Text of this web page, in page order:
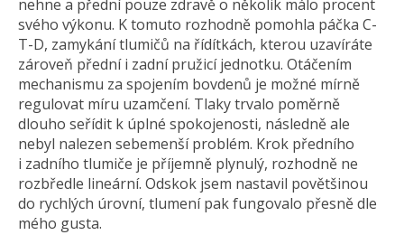
nehne a přední pouze zdravě o několik málo procent
svého výkonu. K tomuto rozhodně pomohla páčka C-
T-D, zamykání tlumičů na řídítkách, kterou uzavíráte
zároveň přední i zadní pružicí jednotku. Otáčením
mechanismu za spojením bovdenů je možné mírně
regulovat míru uzamčení. Tlaky trvalo poměrně
dlouho seřídit k úplné spokojenosti, následně ale
nebyl nalezen sebemenší problém. Krok předního
i zadního tlumiče je příjemně plynulý, rozhodně ne
rozbředle lineární. Odskok jsem nastavil povětšinou
do rychlých úrovní, tlumení pak fungovalo přesně dle
mého gusta.